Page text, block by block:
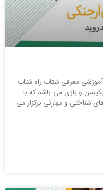
آموزشی معرفی شتاب راه شتاب
و بازی می باشد.که با
شناختی و مهارتی برکزار می